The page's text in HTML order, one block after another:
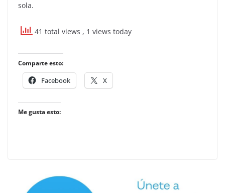
sola.
41 total views , 1 views today
Comparte esto:
Facebook X
Me gusta esto: